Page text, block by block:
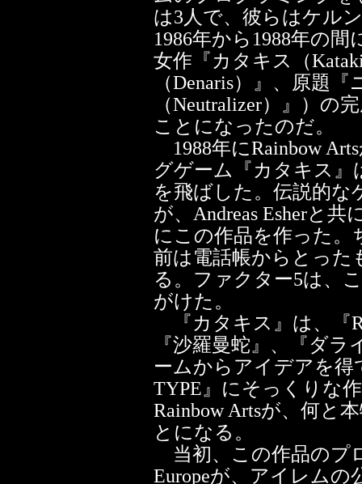
は3人で、彼らはケル
1986年から1988年の
女作『カタキス（
（Denaris）』、原題
（Neutralizer）』）の
ことになったのだ。
1988年にRainbow
グゲーム『カタキス
を飛ばした。伝説的な
が、Andreas Esherと
にこの作品を作った
前は電話帳からとった
る。ファクター5は、
がけた。
『カタキス』は、『
『沙羅曼蛇』、『ダ
ームからアイデアを
TYPE』にそっくりな
Rainbow Artsが、何と
とになる。
当初、この作品のプ
Europeが、アイレムの